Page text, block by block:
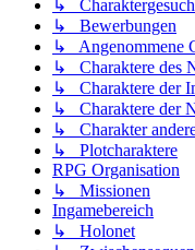
↳
↳ Bewerbungen
↳ Angenommene
↳ Charaktere des
↳ Charaktere der
↳ Charaktere der
↳ Charakter
↳ Plotcharaktere
RPG Organisation
↳ Missionen
Ingamebereich
↳ Holonet